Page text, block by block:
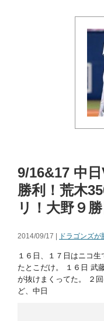
9/16&17 中
勝利！荒木
リ！大野９
2014/09/17 | ドラゴンズ
１６日、１７日はニコ
たとこだけ。 １６日 武
が抜けまくってた。 ２
ど、中日